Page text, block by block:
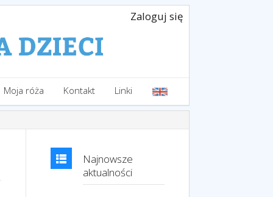
Zaloguj się
Moja róża Kontakt Linki
Najnowsze
aktualności